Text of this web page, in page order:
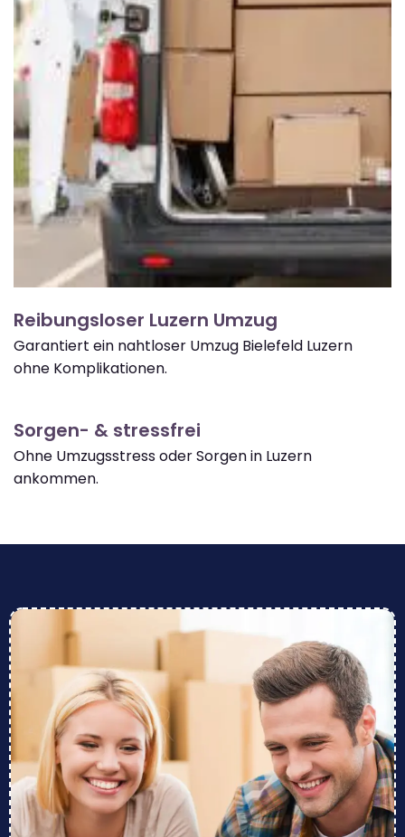
Reibungsloser Luzern Umzug
Garantiert ein nahtloser Umzug Bielefeld Luzern
ohne Komplikationen.
Sorgen- & stressfrei
Ohne Umzugsstress oder Sorgen in Luzern
ankommen.